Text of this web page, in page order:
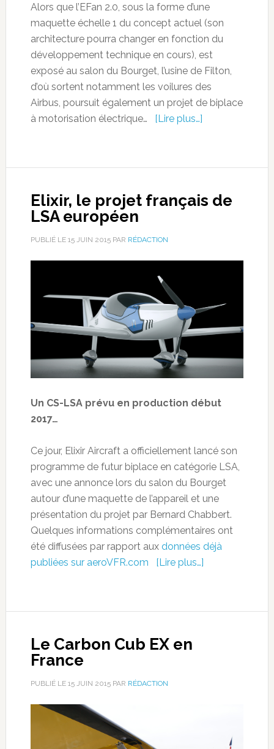
Alors que l’EFan 2.0, sous la forme d’une
maquette échelle 1 du concept actuel (son
architecture pourra changer en fonction du
développement technique en cours), est
exposé au salon du Bourget, l’usine de Filton,
d’où sortent notamment les voilures des
Airbus, poursuit également un projet de biplace
à motorisation électrique… [Lire plus…]
Elixir, le projet français de
LSA européen
PUBLIÉ LE 15 JUIN 2015PAR RÉDACTION
Un CS-LSA prévu en production début
2017…
Ce jour, Elixir Aircraft a officiellement lancé son
programme de futur biplace en catégorie LSA,
avec une annonce lors du salon du Bourget
autour d’une maquette de l’appareil et une
présentation du projet par Bernard Chabbert.
Quelques informations complémentaires ont
été diffusées par rapport aux données déjà
publiées sur aeroVFR.com
[Lire plus…]
Le Carbon Cub EX en
France
PUBLIÉ LE 15 JUIN 2015PAR RÉDACTION